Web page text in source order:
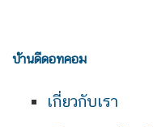
บ้านดีดอทคอม
เกี่ยวกับเรา